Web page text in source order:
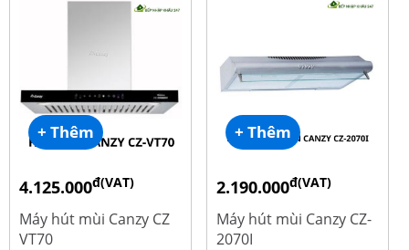
+ Thêm
4.125.000đ(VAT)
8.500.000
Máy hút mùi Canzy CZ
VT70
+ Thêm
2.190.000đ(VAT)
4.450.000
Máy hút mùi Canzy CZ-
2070I